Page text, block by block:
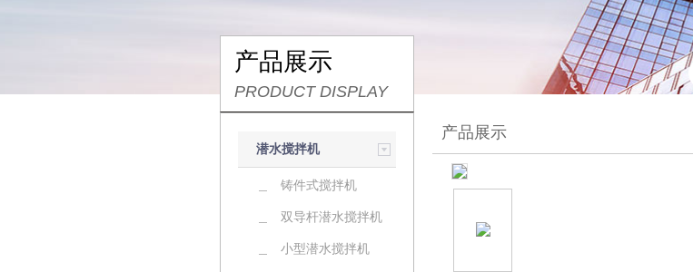
产品展示
PRODUCT DISPLAY
潜水搅拌机
铸件式搅拌机
双导杆潜水搅拌机
小型潜水搅拌机
产品展示